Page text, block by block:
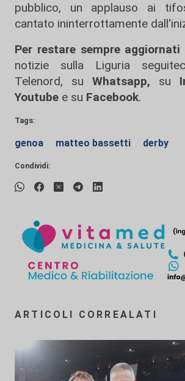
pubblico, un applauso ai
cantato ininterrottamente
Per restare sempre aggiornati
notizie sulla Liguria
Telenord, su
Whatsapp, su
Youtube e su Facebook.
Tags:
genoa matteo bassetti derby
Condividi:
ARTICOLI CORREALATI